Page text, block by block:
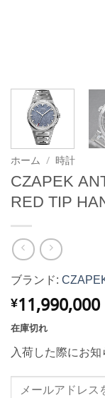
ホーム / 時計
CZAPEK
RED TIP
ブランド:
¥11,990,000
在庫切れ
入荷した際にお